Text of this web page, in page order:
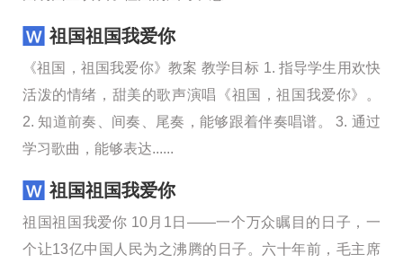
祖国祖国我爱你
《祖国，祖国我爱你》教案 教学目标 1. 指导学生用欢快
活泼的情绪，甜美的歌声演唱《祖国，祖国我爱你》。
2. 知道前奏、间奏、尾奏，能够跟着伴奏唱谱。 3. 通过
学习歌曲，能够表达......
祖国祖国我爱你
祖国祖国我爱你 10月1日——一个万众瞩目的日子，一
个让13亿中国人民为之沸腾的日子。六十年前，毛主席